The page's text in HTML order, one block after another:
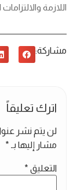
اللازمة والالتزامات
مشاركة:
اترك تعليقاً
لن يتم نشر
مشار إليها بـ *
التعليق *